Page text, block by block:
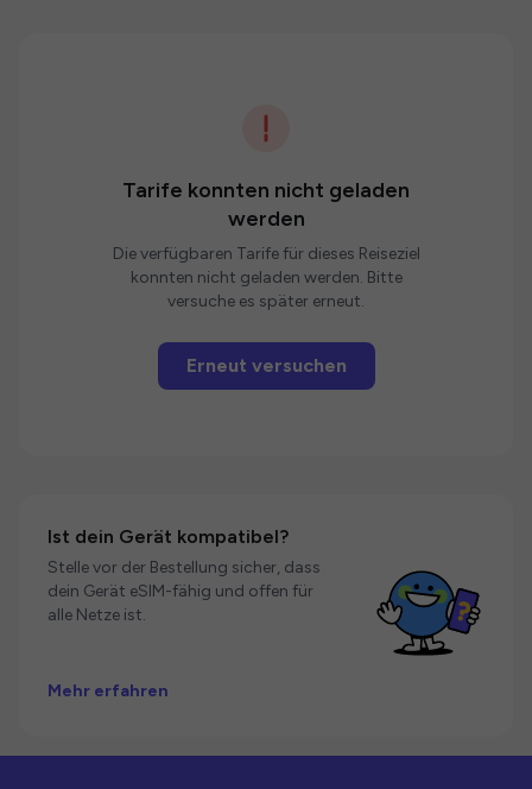
Tarife konnten nicht geladen
werden
Die verfügbaren Tarife für dieses Reiseziel
konnten nicht geladen werden. Bitte
versuche es später erneut.
Erneut versuchen
Ist dein Gerät kompatibel?
Stelle vor der Bestellung sicher, dass
dein Gerät eSIM-fähig und offen für
alle Netze ist.
Mehr erfahren